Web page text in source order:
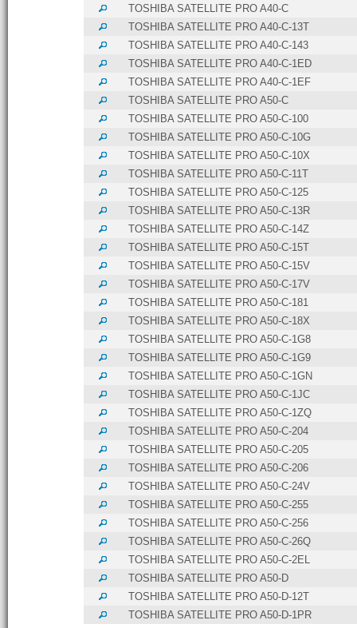
TOSHIBA SATELLITE PRO A40-C
TOSHIBA SATELLITE PRO A40-C-13T
TOSHIBA SATELLITE PRO A40-C-143
TOSHIBA SATELLITE PRO A40-C-1ED
TOSHIBA SATELLITE PRO A40-C-1EF
TOSHIBA SATELLITE PRO A50-C
TOSHIBA SATELLITE PRO A50-C-100
TOSHIBA SATELLITE PRO A50-C-10G
TOSHIBA SATELLITE PRO A50-C-10X
TOSHIBA SATELLITE PRO A50-C-11T
TOSHIBA SATELLITE PRO A50-C-125
TOSHIBA SATELLITE PRO A50-C-13R
TOSHIBA SATELLITE PRO A50-C-14Z
TOSHIBA SATELLITE PRO A50-C-15T
TOSHIBA SATELLITE PRO A50-C-15V
TOSHIBA SATELLITE PRO A50-C-17V
TOSHIBA SATELLITE PRO A50-C-181
TOSHIBA SATELLITE PRO A50-C-18X
TOSHIBA SATELLITE PRO A50-C-1G8
TOSHIBA SATELLITE PRO A50-C-1G9
TOSHIBA SATELLITE PRO A50-C-1GN
TOSHIBA SATELLITE PRO A50-C-1JC
TOSHIBA SATELLITE PRO A50-C-1ZQ
TOSHIBA SATELLITE PRO A50-C-204
TOSHIBA SATELLITE PRO A50-C-205
TOSHIBA SATELLITE PRO A50-C-206
TOSHIBA SATELLITE PRO A50-C-24V
TOSHIBA SATELLITE PRO A50-C-255
TOSHIBA SATELLITE PRO A50-C-256
TOSHIBA SATELLITE PRO A50-C-26Q
TOSHIBA SATELLITE PRO A50-C-2EL
TOSHIBA SATELLITE PRO A50-D
TOSHIBA SATELLITE PRO A50-D-12T
TOSHIBA SATELLITE PRO A50-D-1PR